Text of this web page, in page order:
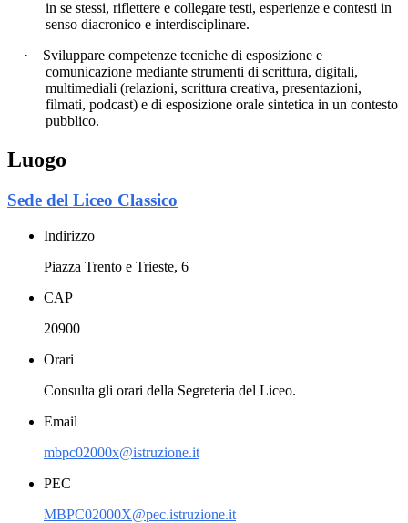
in se stessi, riflettere e collegare testi, esperienze e contesti in
senso diacronico e interdisciplinare.
·
Sviluppare competenze tecniche di esposizione e
comunicazione mediante strumenti di scrittura, digitali,
multimediali (relazioni, scrittura creativa, presentazioni,
filmati, podcast) e di esposizione orale sintetica in un contesto
pubblico.
Luogo
Sede del Liceo Classico
Indirizzo
Piazza Trento e Trieste, 6
CAP
20900
Orari
Consulta gli orari della Segreteria del Liceo.
Email
mbpc02000x@istruzione.it
PEC
MBPC02000X@pec.istruzione.it